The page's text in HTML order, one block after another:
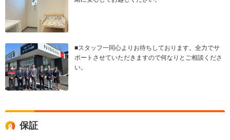
■スタッフ一同心よりお待ちしております。全力でサ
ポートさせていただきますので何なりとご相談くださ
い。
保証